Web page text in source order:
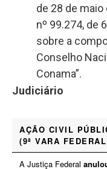
de 28 de maio
nº 99.274, de
sobre a
Conselho
Conama”.
Judiciário
AÇÃO CIVIL
(9ª VARA
A Justiça Federal